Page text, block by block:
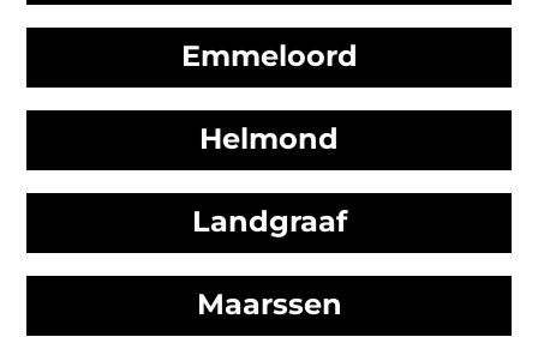
Emmeloord
Helmond
Landgraaf
Maarssen